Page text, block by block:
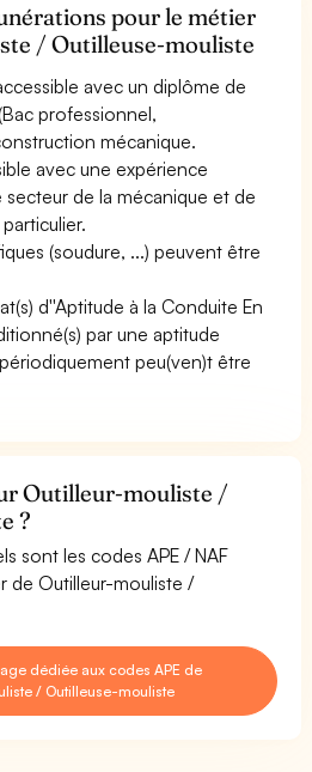
pour le métier
/ Outilleuse-mouliste
avec un diplôme de
professionnel,
mécanique.
avec une expérience
de la mécanique et de
(soudure, ...) peuvent être
d''Aptitude à la Conduite En
par une aptitude
peu(ven)t être
Outilleur-mouliste /
?
sont les codes APE / NAF
de Outilleur-mouliste /
dédiée aux codes APE de
/ Outilleuse-mouliste